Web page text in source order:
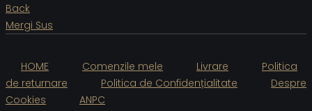
Back
Mergi Sus
HOME Comenzile mele Livrare
Politica
de returnare
Politica de Confidențialitate
Despre
Cookies
ANPC